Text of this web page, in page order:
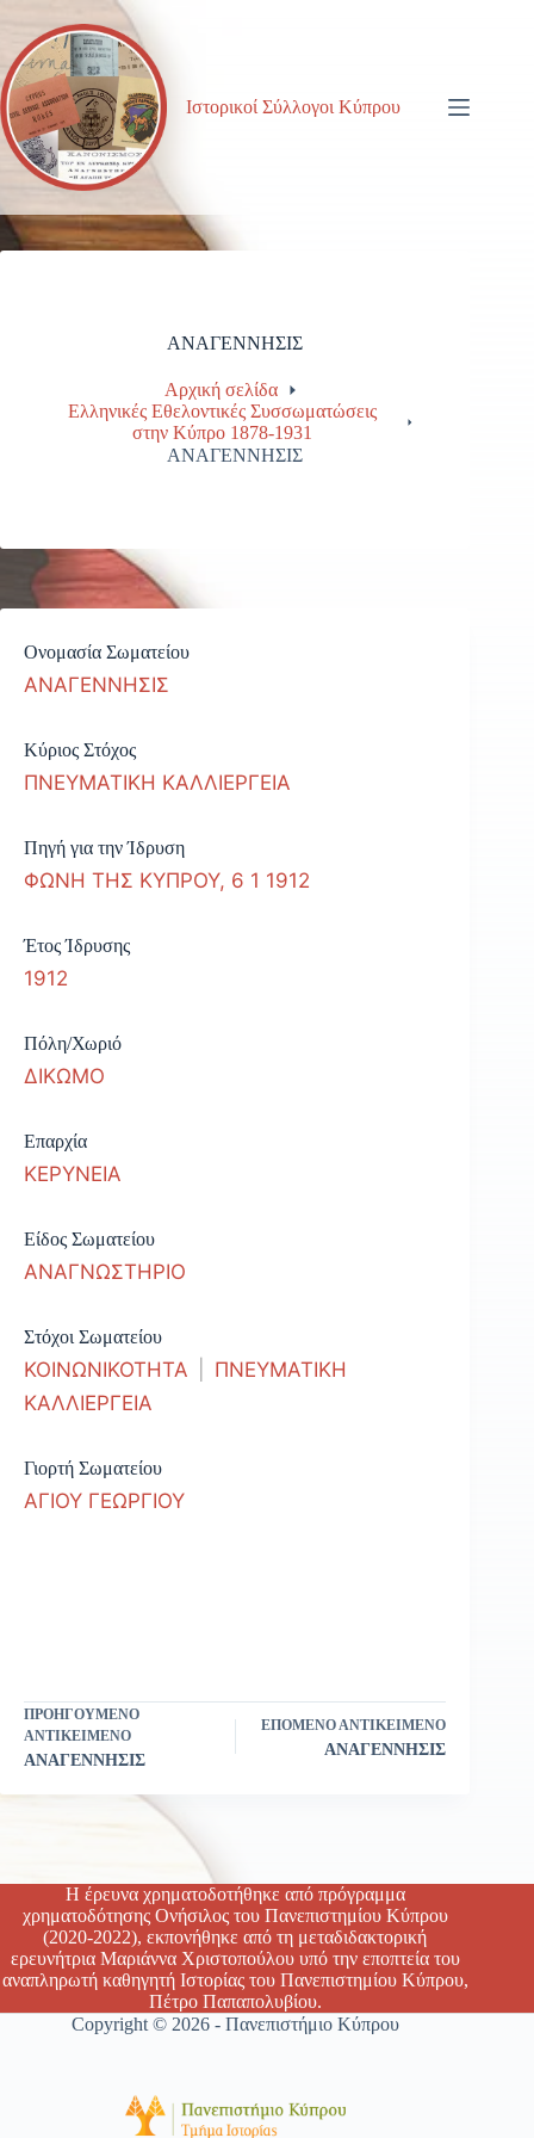
περιεχόμενο
Ιστορικοί Σύλλογοι Κύπρου
ΑΝΑΓΕΝΝΗΣΙΣ
Αρχική σελίδα
Ελληνικές Εθελοντικές Συσσωματώσεις
στην Κύπρο 1878-1931
ΑΝΑΓΕΝΝΗΣΙΣ
Ονομασία Σωματείου
ΑΝΑΓΕΝΝΗΣΙΣ
Κύριος Στόχος
ΠΝΕΥΜΑΤΙΚΗ ΚΑΛΛΙΕΡΓΕΙΑ
Πηγή για την Ίδρυση
ΦΩΝΗ ΤΗΣ ΚΥΠΡΟΥ, 6 1 1912
Έτος Ίδρυσης
1912
Πόλη/Χωριό
ΔΙΚΩΜΟ
Επαρχία
ΚΕΡΥΝΕΙΑ
Είδος Σωματείου
ΑΝΑΓΝΩΣΤΗΡΙΟ
Στόχοι Σωματείου
ΚΟΙΝΩΝΙΚΟΤΗΤΑ
ΠΝΕΥΜΑΤΙΚΗ
ΚΑΛΛΙΕΡΓΕΙΑ
Γιορτή Σωματείου
ΑΓΙΟΥ ΓΕΩΡΓΙΟΥ
ΠΡΟΗΓΟΎΜΕΝΟ
ΑΝΤΙΚΕΊΜΕΝΟ
ΑΝΑΓΕΝΝΗΣΙΣ
ΕΠΌΜΕΝΟ ΑΝΤΙΚΕΊΜΕΝΟ
ΑΝΑΓΕΝΝΗΣΙΣ
Η έρευνα χρηματοδοτήθηκε από πρόγραμμα
χρηματοδότησης Ονήσιλος του Πανεπιστημίου Κύπρου
(2020-2022), εκπονήθηκε από τη μεταδιδακτορική
ερευνήτρια Μαριάννα Χριστοπούλου υπό την εποπτεία του
αναπληρωτή καθηγητή Ιστορίας του Πανεπιστημίου Κύπρου,
Πέτρο Παπαπολυβίου.
Copyright © 2026 - Πανεπιστήμιο Κύπρου